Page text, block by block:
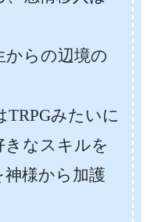
からの辺境の
みたいに
きなスキルを
様から加護